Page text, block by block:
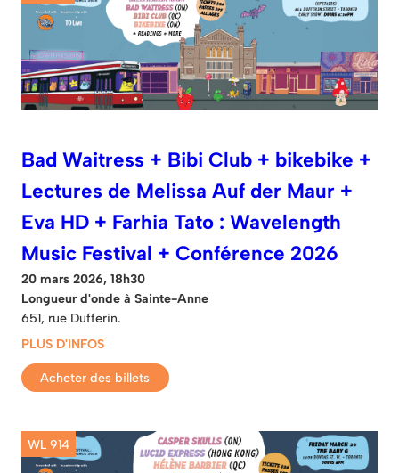
Bad Waitress + Bibi Club + bikebike +
Lectures de Melissa Auf der Maur +
Eva HD + Farhia Tato : Wavelength
Music Festival + Conférence 2026
20 mars 2026, 18h30
Longueur d'onde à Sainte-Anne
651, rue Dufferin.
PLUS D'INFOS
Acheter des billets
WL 914